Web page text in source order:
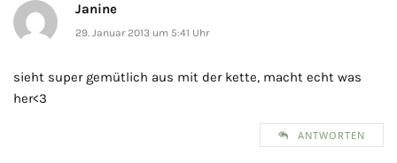
Janine
29. Januar 2013 um 5:41 Uhr
sieht super gemütlich aus mit der kette, macht echt was
her<3
ANTWORTEN